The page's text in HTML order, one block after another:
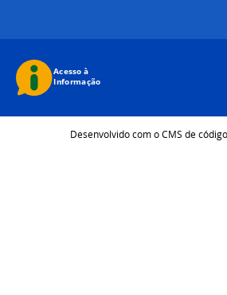
Desenvolvido com o CMS de